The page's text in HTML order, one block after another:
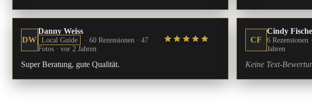
DW
Danny Weiss
Local Guide
· 60 Rezensionen · 47
Fotos · vor 2 Jahren
Super Beratung, gute Qualität.
CF
Cindy
6 Rezensionen
Jahren
Keine Text-